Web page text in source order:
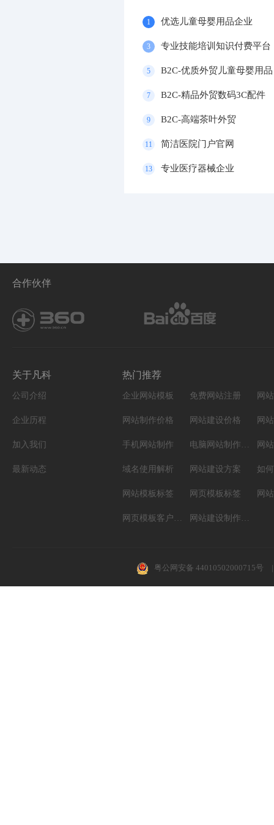
1 优选儿童母婴用品企业
3 专业技能培训知识付费平台
5 B2C-优质外贸儿童母婴用品
7 B2C-精品外贸数码3C配件
9 B2C-高端茶叶外贸
11 简洁医院门户官网
13 专业医疗器械企业
合作伙伴
关于凡科
公司介绍
企业历程
加入我们
最新动态
热门推荐
企业网站模板 免费网站注册 网
网站制作价格 网站建设价格 网
手机网站制作 电脑网站制作设计 网
域名使用解析 网站建设方案 如
网站模板标签 网页模板标签
网页模板客户案例 网站建设制作知识
粤公网安备 44010502000715号 |